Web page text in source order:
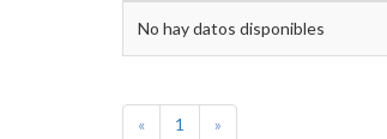
No hay datos disponibles
« 1 »